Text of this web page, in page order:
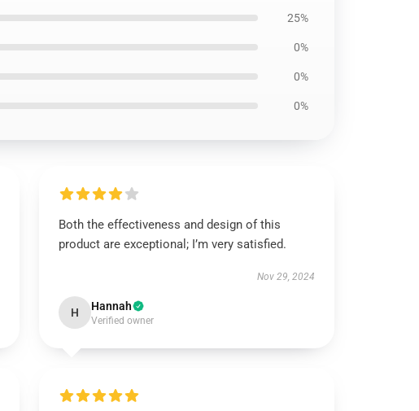
25%
0%
0%
0%
Both the effectiveness and design of this
product are exceptional; I’m very satisfied.
Nov 29, 2024
H Hannah
Verified owner